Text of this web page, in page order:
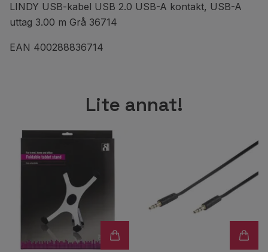
LINDY USB-kabel USB 2.0 USB-A kontakt, USB-A
uttag 3.00 m Grå 36714
EAN 400288836714
Lite annat!